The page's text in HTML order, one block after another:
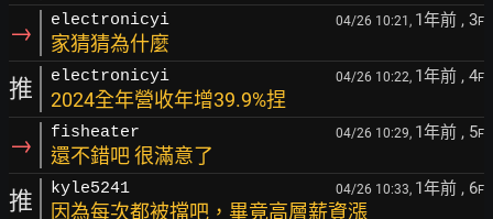
→ electronicyi 04/26 10:21, 1年前 , 3F
家猜猜為什麼
推 electronicyi 04/26 10:22, 1年前 , 4F
2024全年營收年增39.9%捏
→ fisheater 04/26 10:29, 1年前 , 5F
還不錯吧 很滿意了
推 kyle5241 04/26 10:33, 1年前 , 6F
因為每次都被擋吧，畢竟高層薪資漲